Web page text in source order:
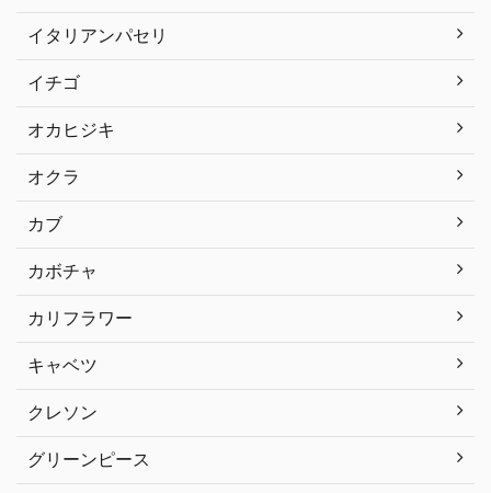
イタリアンパセリ
イチゴ
オカヒジキ
オクラ
カブ
カボチャ
カリフラワー
キャベツ
クレソン
グリーンピース